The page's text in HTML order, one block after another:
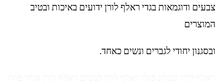
צבעים ודוגמאות בגדי ראלף לורן ידועים באיכות ובטיב
המוצרים
ובסגנון יחודי לגברים ונשים כאחד.